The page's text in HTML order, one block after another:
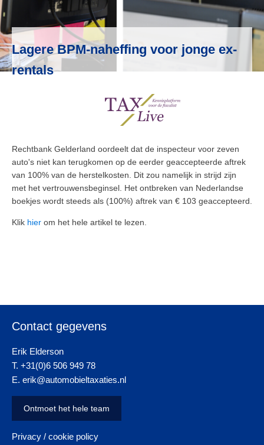
Lagere BPM-naheffing voor jonge ex-
rentals
Rechtbank Gelderland oordeelt dat de inspecteur voor zeven
auto's niet kan terugkomen op de eerder geaccepteerde aftrek
van 100% van de herstelkosten. Dit zou namelijk in strijd zijn
met het vertrouwensbeginsel. Het ontbreken van Nederlandse
boekjes wordt steeds als (100%) aftrek van € 103 geaccepteerd.
Klik hier om het hele artikel te lezen.
Contact gegevens
Erik Elderson
T. +31(0)6 506 949 78
E. erik@automobieltaxaties.nl
Ontmoet het hele team
Privacy / cookie policy